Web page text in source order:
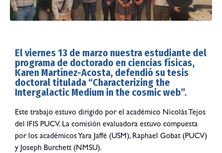
El viernes 13 de marzo nuestra estudiante del
programa de doctorado en ciencias físicas,
Karen Martínez-Acosta, defendió su tesis
doctoral titulada “Characterizing the
Intergalactic Medium in the cosmic web”.
Este trabajo estuvo dirigido por el académico Nicolás Tejos
del IFIS PUCV. La comisión evaluadora estuvo compuesta
por los académicos Yara Jaffé (USM), Raphael Gobat (PUCV)
y Joseph Burchett (NMSU).